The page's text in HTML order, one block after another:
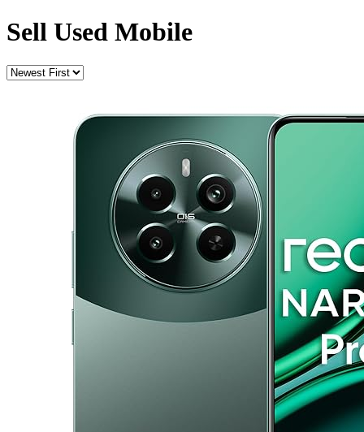
Sell Used Mobile